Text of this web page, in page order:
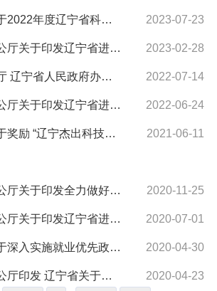
辽宁省人民政府关于2022年度辽宁省科学技术奖励的决定 2023-07-23
辽宁省人民政府办公厅关于印发辽宁省进一步支持大学生创新创业的若干措施的通知 2023-02-28
中共辽宁省委办公厅 辽宁省人民政府办公厅印发《辽宁省推动现代职业教育高质量发展若干措施》 2022-07-14
辽宁省人民政府办公厅关于印发辽宁省进一步促进高校毕业生等青年群体就业创业若干政策措施的... 2022-06-24
辽宁省人民政府关于奖励 “辽宁杰出科技工作者”的决定 2021-06-11
辽宁省人民政府办公厅关于印发全力做好当前促进和扩大就业工作若干举措的通知 2020-11-25
辽宁省人民政府办公厅关于印发辽宁省进一步促进高校毕业生就业创业若干举措的通知 2020-07-01
辽宁省人民政府关于深入实施就业优先政策 进一步做好稳就业工作的若干意见 2020-04-30
辽宁省人民政府办公厅印发 辽宁省关于进一步调整优化结构提高教育 经费使用效益实施方案的通... 2020-04-23